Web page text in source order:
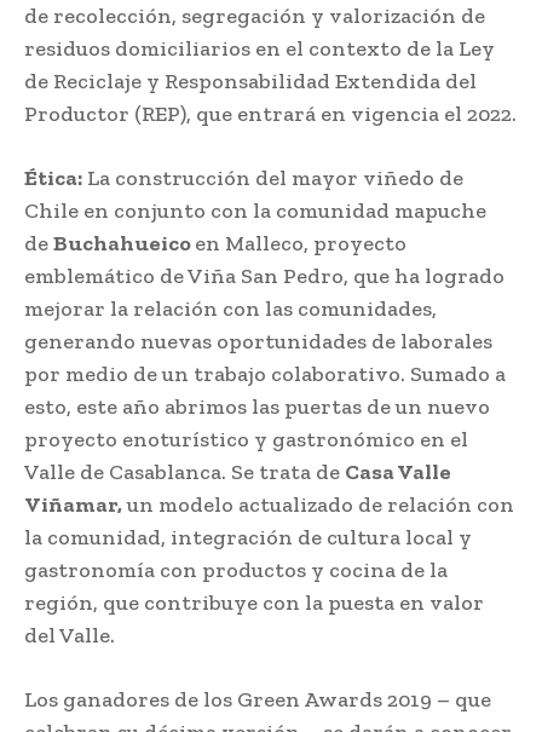
de recolección, segregación y valorización de
residuos domiciliarios en el contexto de la Ley
de Reciclaje y Responsabilidad Extendida del
Productor (REP), que entrará en vigencia el 2022.
Ética: La construcción del mayor viñedo de
Chile en conjunto con la comunidad mapuche
deBuchahueicoen Malleco, proyecto
emblemático de Viña San Pedro, que ha logrado
mejorar la relación con las comunidades,
generando nuevas oportunidades de laborales
por medio de un trabajo colaborativo. Sumado a
esto, este año abrimos las puertas de un nuevo
proyecto enoturístico y gastronómico en el
Valle de Casablanca. Se trata de Casa Valle
Viñamar,un modelo actualizado de relación con
la comunidad, integración de cultura local y
gastronomía con productos y cocina de la
región, que contribuye con la puesta en valor
del Valle.
Los ganadores de los Green Awards 2019 – que